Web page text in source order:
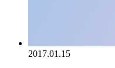
2017.01.15